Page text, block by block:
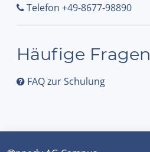
Telefon +49-8677-98890
Häufige Fragen
FAQ zur Schulung